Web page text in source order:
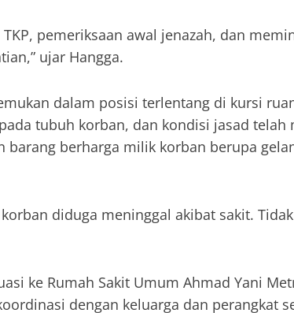
pemeriksaan awal jenazah, dan
ujar Hangga.
dalam posisi terlentang di kursi
tubuh korban, dan kondisi jasad telah
barang berharga milik korban berupa
diduga meninggal akibat sakit.
ke Rumah Sakit Umum Ahmad Yani
dengan keluarga dan perangkat